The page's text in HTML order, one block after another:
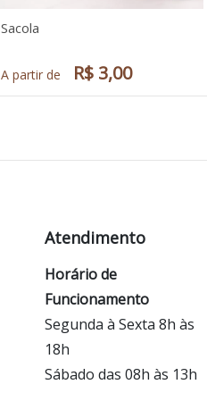
Sacola
A partir de R$ 3,00
Atendimento
Horário de
Funcionamento
Segunda à Sexta 8h às
18h
Sábado das 08h às 13h